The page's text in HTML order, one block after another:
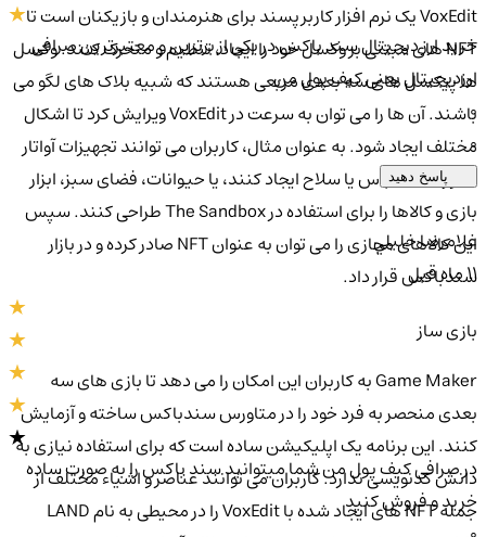
VoxEdit یک نرم افزار کاربرپسند برای هنرمندان و بازیکنان است تا
NFT های مبتنی بر وکسل خود را ایجاد، تنظیم و متحرک کنند. وکسل
ها پیکسل های سه بعدی مربعی هستند که شبیه بلاک های لگو می
باشند. آن ها را می توان به سرعت در VoxEdit ویرایش کرد تا اشکال
مختلف ایجاد شود. به عنوان مثال، کاربران می توانند تجهیزات آواتار
محور مانند لباس یا سلاح ایجاد کنند، یا حیوانات، فضای سبز، ابزار
بازی و کالاها را برای استفاده در The Sandbox طراحی کنند. سپس
این کالاهای مجازی را می توان به عنوان NFT صادر کرده و در بازار
سندباکس قرار داد.
بازی ساز
Game Maker به کاربران این امکان را می دهد تا بازی های سه
بعدی منحصر به فرد خود را در متاورس سندباکس ساخته و آزمایش
کنند. این برنامه یک اپلیکیشن ساده است که برای استفاده نیازی به
دانش کدنویسی ندارد. کاربران می توانند عناصر و اشیاء مختلف از
جمله NFT های ایجاد شده با VoxEdit را در محیطی به نام LAND
خرید ارز دیجیتال سند باکس در یکی از برترین و معتبرترین صرافی
ارزدیجیتال یعنی کیف پول من
پاسخ دهید
غلامرضا خليلي
11 ماه قبل
در صرافی کیف پول من شما میتوانید سند باکس را به صورت ساده
خرید و فروش کنید